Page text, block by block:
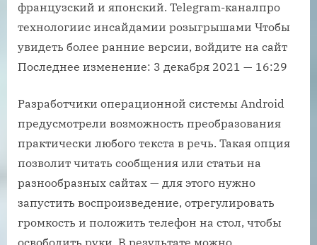
французский и японский. Telegram-каналпро
технологиис инсайдамии розыгрышами Чтобы
увидеть более ранние версии, войдите на сайт
Последнее изменение: 3 декабря 2021 — 16:29
Разработчики операционной системы Android
предусмотрели возможность преобразования
практически любого текста в речь. Такая опция
позволит читать сообщения или статьи на
разнообразных сайтах — для этого нужно
запустить воспроизведение, отрегулировать
громкость и положить телефон на стол, чтобы
освободить руки. В результате можно